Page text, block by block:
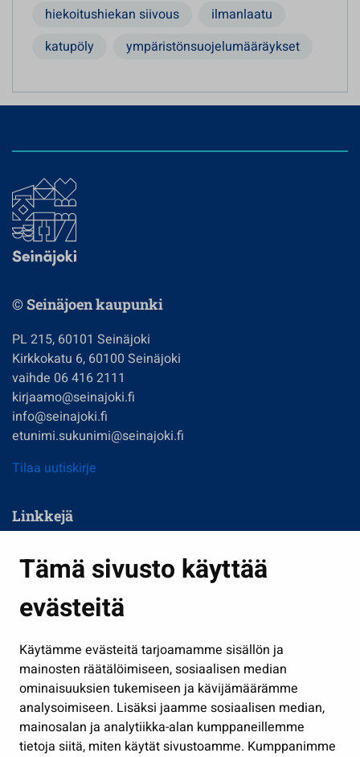
Tämä sivusto käyttää
evästeitä
Käytämme evästeitä tarjoamamme sisällön ja
mainosten räätälöimiseen, sosiaalisen median
ominaisuuksien tukemiseen ja kävijämäärämme
analysoimiseen. Lisäksi jaamme sosiaalisen median,
mainosalan ja analytiikka-alan kumppaneillemme
tietoja siitä, miten käytät sivustoamme. Kumppanimme
hiekoitushiekan siivous
ilmanlaatu
katupöly
ympäristönsuojelumääräykset
© Seinäjoen kaupunki
PL 215, 60101 Seinäjoki
Kirkkokatu 6, 60100 Seinäjoki
vaihde 06 416 2111
kirjaamo@seinajoki.fi
info@seinajoki.fi
etunimi.sukunimi@seinajoki.fi
Tilaa uutiskirje
Linkkejä
Kasvatus ja opetus
Kulttuuri ja liikunta
Työ ja yrittäminen
Osallistu ja asioi
Näytä omat evästeasetukseni